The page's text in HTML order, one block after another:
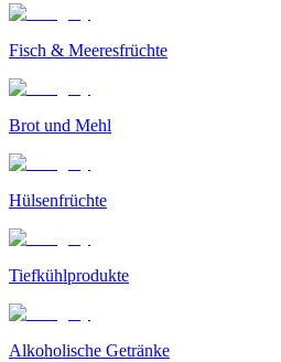
Fisch & Meeresfrüchte
Brot und Mehl
Hülsenfrüchte
Tiefkühlprodukte
Alkoholische Getränke